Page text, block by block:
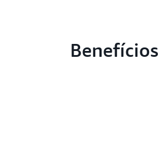
Benefícios